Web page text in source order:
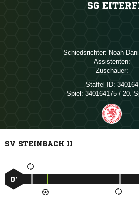
SG
Schiedsrichter: 
Assistenten:
Zuschauer:
Staffel-ID: 340164
Spiel: 340164175 / 20.
SV STEINBACH II
0’